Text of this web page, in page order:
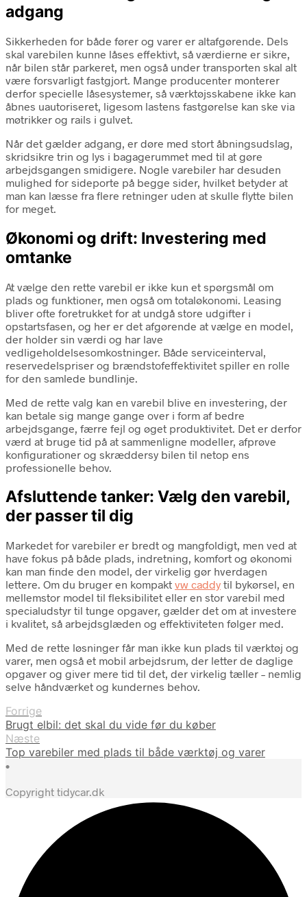
adgang
Sikkerheden for både fører og varer er altafgørende. Dels
skal varebilen kunne låses effektivt, så værdierne er sikre,
når bilen står parkeret, men også under transporten skal alt
være forsvarligt fastgjort. Mange producenter monterer
derfor specielle låsesystemer, så værktøjsskabene ikke kan
åbnes uautoriseret, ligesom lastens fastgørelse kan ske via
møtrikker og rails i gulvet.
Når det gælder adgang, er døre med stort åbningsudslag,
skridsikre trin og lys i bagagerummet med til at gøre
arbejdsgangen smidigere. Nogle varebiler har desuden
mulighed for sideporte på begge sider, hvilket betyder at
man kan læsse fra flere retninger uden at skulle flytte bilen
for meget.
Økonomi og drift: Investering med
omtanke
At vælge den rette varebil er ikke kun et spørgsmål om
plads og funktioner, men også om totaløkonomi. Leasing
bliver ofte foretrukket for at undgå store udgifter i
opstartsfasen, og her er det afgørende at vælge en model,
der holder sin værdi og har lave
vedligeholdelsesomkostninger. Både serviceinterval,
reservedelspriser og brændstofeffektivitet spiller en rolle
for den samlede bundlinje.
Med de rette valg kan en varebil blive en investering, der
kan betale sig mange gange over i form af bedre
arbejdsgange, færre fejl og øget produktivitet. Det er derfor
værd at bruge tid på at sammenligne modeller, afprøve
konfigurationer og skræddersy bilen til netop ens
professionelle behov.
Afsluttende tanker: Vælg den varebil,
der passer til dig
Markedet for varebiler er bredt og mangfoldigt, men ved at
have fokus på både plads, indretning, komfort og økonomi
kan man finde den model, der virkelig gør hverdagen
lettere. Om du bruger en kompakt vw caddy til bykørsel, en
mellemstor model til fleksibilitet eller en stor varebil med
specialudstyr til tunge opgaver, gælder det om at investere
i kvalitet, så arbejdsglæden og effektiviteten følger med.
Med de rette løsninger får man ikke kun plads til værktøj og
varer, men også et mobil arbejdsrum, der letter de daglige
opgaver og giver mere tid til det, der virkelig tæller – nemlig
selve håndværket og kundernes behov.
Forrige
Brugt elbil: det skal du vide før du køber
Næste
Top varebiler med plads til både værktøj og varer
•
Copyright tidycar.dk